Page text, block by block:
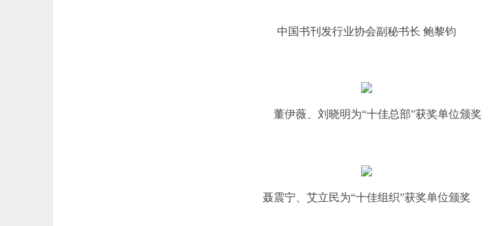
中国书刊发行业协会副秘书长 鲍黎钧
董伊薇、刘晓明为“十佳总部”获奖单位颁奖
聂震宁、艾立民为“十佳组织”获奖单位颁奖